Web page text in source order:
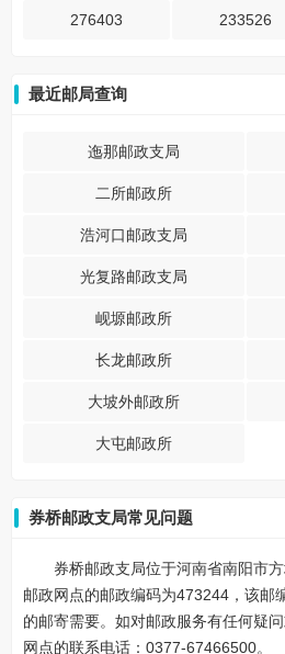
276403 233526
最近邮局查询
迤那邮政支局
二所邮政所
浩河口邮政支局
光复路邮政支局
岘塬邮政所
长龙邮政所
大坡外邮政所
大屯邮政所
券桥邮政支局常见问题
券桥邮政支局位于河南省南阳市
邮政网点的邮政编码为473244，该邮
的邮寄需要。如对邮政服务有任何疑
网点的联系电话：0377-67466500。